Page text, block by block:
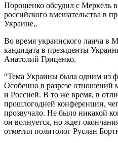
Порошенко обсудил с Меркель
российского вмешательства в
Украине,.
Во время украинского ланча в
кандидата в президенты
Анатолий Гриценко.
“Тема Украины была одним из
Особенно в разрезе
и Россией. В то же время, в
прошлогодней конференции,
прозвучало. Не было никакой
он волнуется, но ждет
отметил политолог Руслан